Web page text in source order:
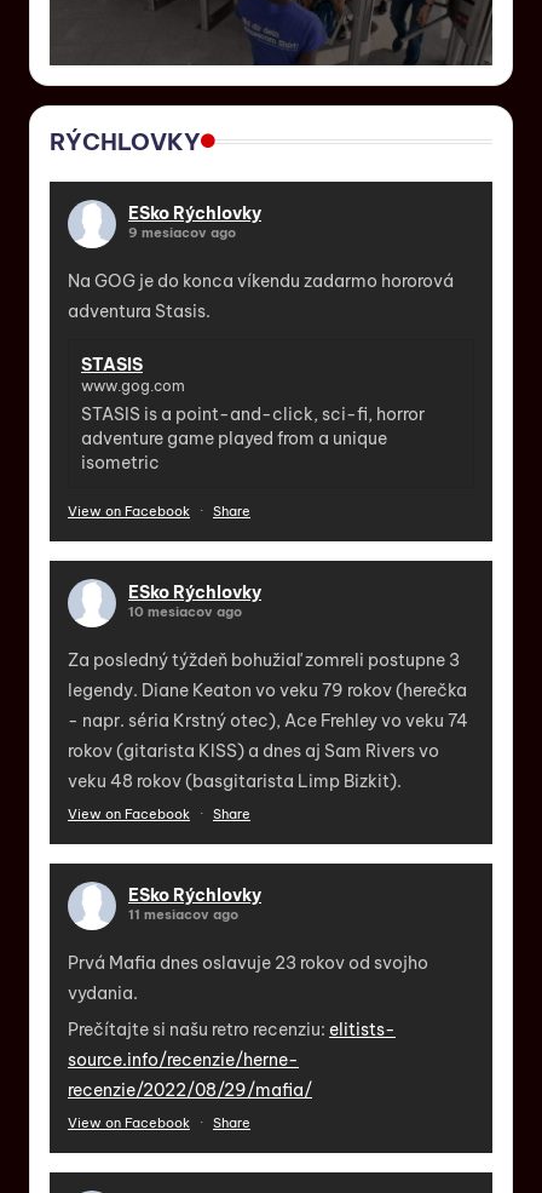
RÝCHLOVKY
ESko Rýchlovky
9 mesiacov ago
Na GOG je do konca víkendu zadarmo hororová
adventura Stasis.
STASIS
www.gog.com
STASIS is a point-and-click, sci-fi, horror
adventure game played from a unique
isometric
View on Facebook · Share
ESko Rýchlovky
10 mesiacov ago
Za posledný týždeň bohužiaľ zomreli postupne 3
legendy. Diane Keaton vo veku 79 rokov (herečka
- napr. séria Krstný otec), Ace Frehley vo veku 74
rokov (gitarista KISS) a dnes aj Sam Rivers vo
veku 48 rokov (basgitarista Limp Bizkit).
View on Facebook · Share
ESko Rýchlovky
11 mesiacov ago
Prvá Mafia dnes oslavuje 23 rokov od svojho
vydania.
Prečítajte si našu retro recenziu: elitists-
source.info/recenzie/herne-
recenzie/2022/08/29/mafia/
View on Facebook · Share